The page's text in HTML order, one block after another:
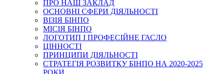
ПРО НАШ ЗАКЛАД
ОСНОВНІ СФЕРИ ДІЯЛЬНОСТІ
ВІЗІЯ БІНПО
МІСІЯ БІНПО
ЛОГОТИП І ПРОФЕСІЙНЕ ГАСЛО
ЦІННОСТІ
ПРИНЦИПИ ДІЯЛЬНОСТІ
СТРАТЕГІЯ РОЗВИТКУ БІНПО НА 2020-2025
РОКИ